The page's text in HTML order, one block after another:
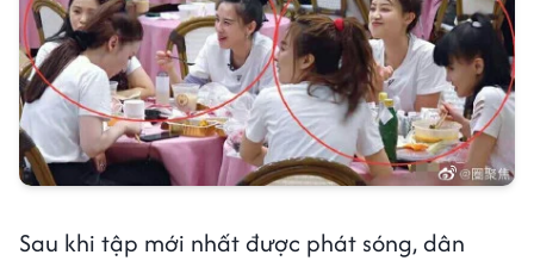
Sau khi tập mới nhất được phát sóng, dân